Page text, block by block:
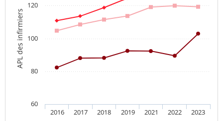
APL des infirmiers
2016 2017 2018 2019 2021 2022 2023
60
80
100
120